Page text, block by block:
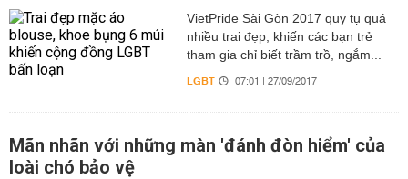
VietPride Sài Gòn 2017 quy tụ quá
nhiều trai đẹp, khiến các bạn trẻ
tham gia chỉ biết trầm trồ, ngắm...
LGBT 07:01 | 27/09/2017
Mãn nhãn với những màn 'đánh đòn hiểm' của
loài chó bảo vệ